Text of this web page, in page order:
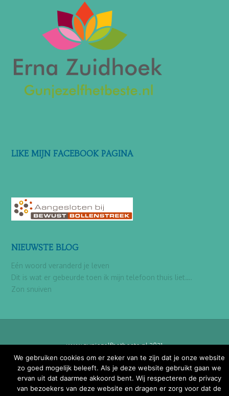
LIKE MIJN FACEBOOK PAGINA
NIEUWSTE BLOG
Eén woord veranderd je leven
Dit is wat er gebeurde toen ik mijn telefoon thuis liet….
Zon snuiven
www.gunjezelfhetbeste.nl 2021
We gebruiken cookies om er zeker van te zijn dat je onze website
zo goed mogelijk beleeft. Als je deze website gebruikt gaan we
ervan uit dat daarmee akkoord bent. Wij respecteren de privacy
van bezoekers van deze website en dragen er zorg voor dat de